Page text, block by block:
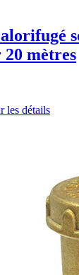
mètres
les détails